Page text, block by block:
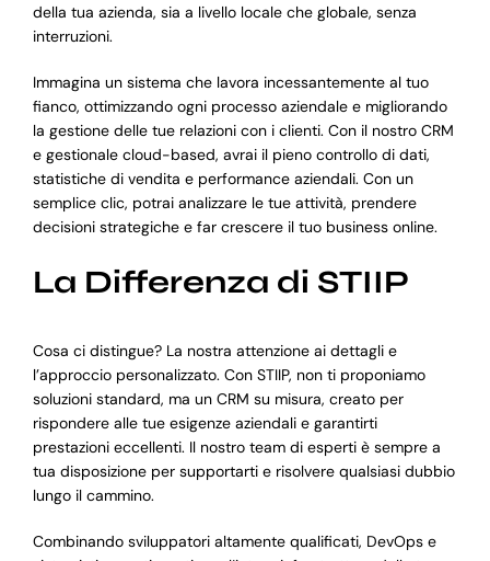
della tua azienda, sia a livello locale che globale, senza
interruzioni.
Immagina un sistema che lavora incessantemente al tuo
fianco, ottimizzando ogni processo aziendale e migliorando
la gestione delle tue relazioni con i clienti. Con il nostro CRM
e gestionale cloud-based, avrai il pieno controllo di dati,
statistiche di vendita e performance aziendali. Con un
semplice clic, potrai analizzare le tue attività, prendere
decisioni strategiche e far crescere il tuo business online.
La Differenza di STIIP
Cosa ci distingue? La nostra attenzione ai dettagli e
l’approccio personalizzato. Con STIIP, non ti proponiamo
soluzioni standard, ma un CRM su misura, creato per
rispondere alle tue esigenze aziendali e garantirti
prestazioni eccellenti. Il nostro team di esperti è sempre a
tua disposizione per supportarti e risolvere qualsiasi dubbio
lungo il cammino.
Combinando sviluppatori altamente qualificati, DevOps e